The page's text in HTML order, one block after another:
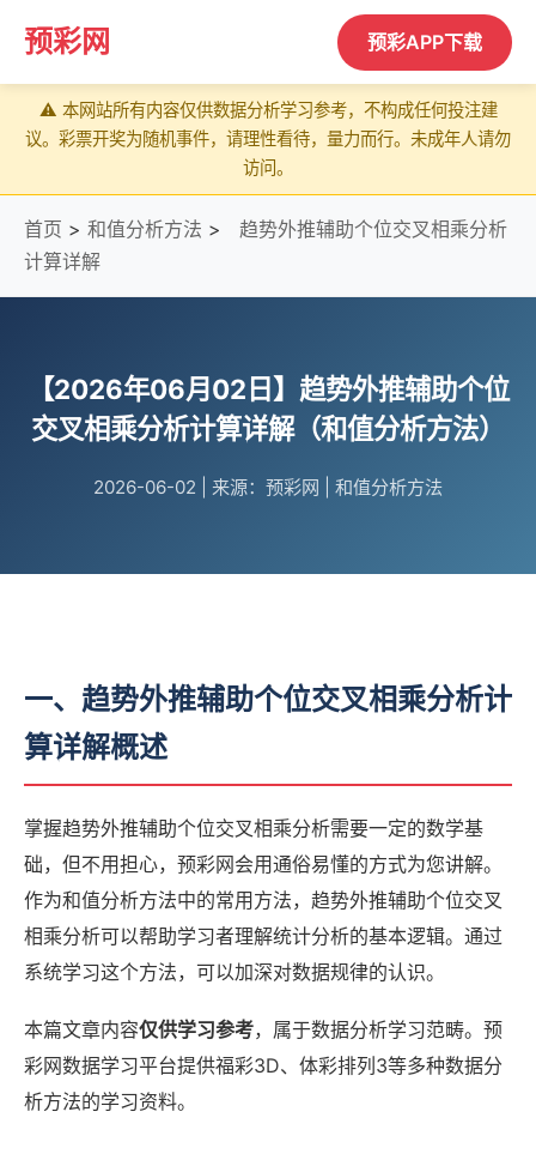
预彩网 预彩APP下载
⚠️ 本网站所有内容仅供数据分析学习参考，不构成任何投注建
议。彩票开奖为随机事件，请理性看待，量力而行。未成年人请勿
访问。
首页 > 和值分析方法 >
趋势外推辅助个位交叉相乘分析
计算详解
【2026年06月02日】趋势外推辅助个位
交叉相乘分析计算详解（和值分析方法）
2026-06-02 来源：预彩网 和值分析方法
一、趋势外推辅助个位交叉相乘分析计
算详解概述
掌握趋势外推辅助个位交叉相乘分析需要一定的数学基
础，但不用担心，预彩网会用通俗易懂的方式为您讲解。
作为和值分析方法中的常用方法，趋势外推辅助个位交叉
相乘分析可以帮助学习者理解统计分析的基本逻辑。通过
系统学习这个方法，可以加深对数据规律的认识。
本篇文章内容仅供学习参考，属于数据分析学习范畴。预
彩网数据学习平台提供福彩3D、体彩排列3等多种数据分
析方法的学习资料。